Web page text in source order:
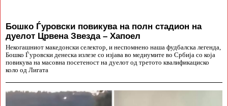
Бошко Ѓуровски повикува на полн стадион на
дуелот Црвена Звезда – Хапоел
Некогашниот македонски селектор, и неспомнено наша фудбалска легенда,
Бошко Ѓуровски денеска излезе со изјава во медиумите во Србија со која
повикува на масовна посетеност на дуелот од третото квалификациско
коло од Лигата